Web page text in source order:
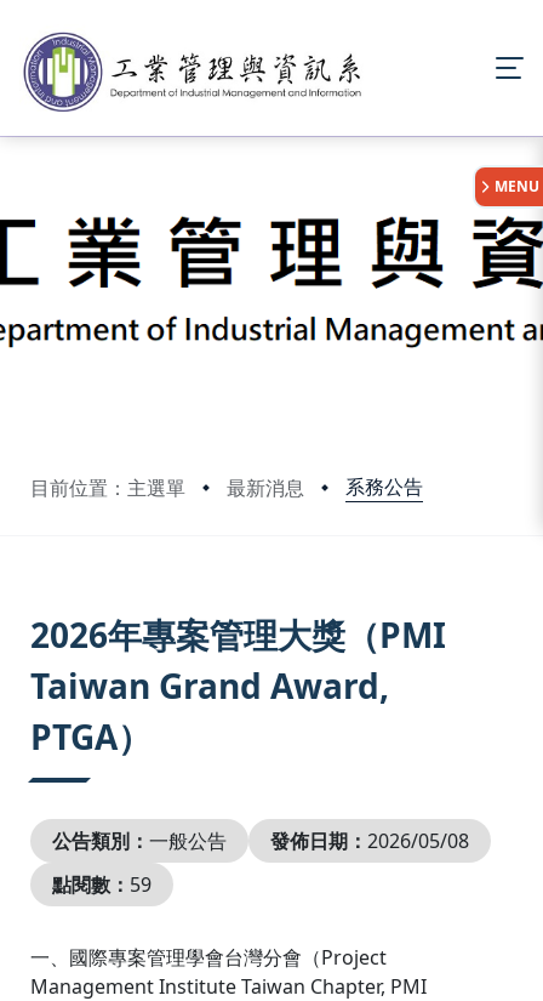
目前位置：主選單 最新消息 系務公告
:::
MENU
2026年專案管理大獎（PMI
Taiwan Grand Award,
PTGA）
公告類別： 一般公告 發佈日期： 2026/05/08
點閱數： 59
一、國際專案管理學會台灣分會（Project
Management Institute Taiwan Chapter, PMI